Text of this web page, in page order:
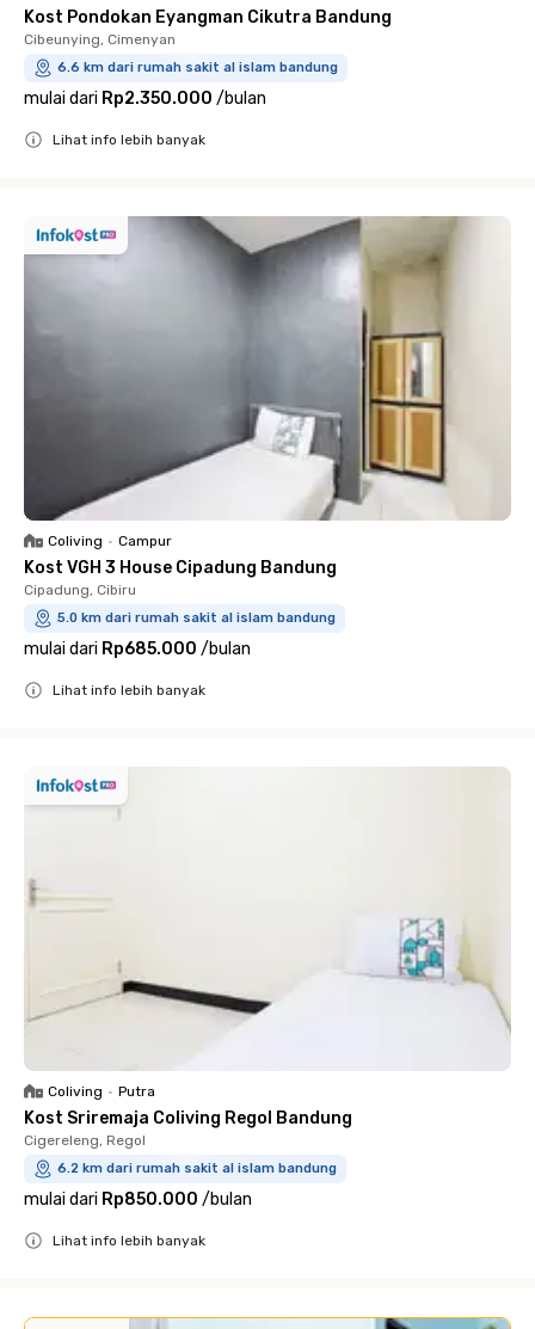
Kost Pondokan Eyangman Cikutra Bandung
Cibeunying, Cimenyan
6.6 km dari rumah sakit al islam bandung
mulai dari Rp2.350.000 /bulan
Lihat info lebih banyak
Coliving • Campur
Kost VGH 3 House Cipadung Bandung
Cipadung, Cibiru
5.0 km dari rumah sakit al islam bandung
mulai dari Rp685.000 /bulan
Lihat info lebih banyak
Coliving • Putra
Kost Sriremaja Coliving Regol Bandung
Cigereleng, Regol
6.2 km dari rumah sakit al islam bandung
mulai dari Rp850.000 /bulan
Lihat info lebih banyak